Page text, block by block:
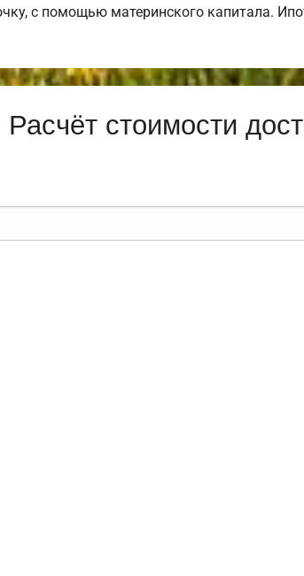
с помощью материнского капитала.
Расчёт стоимости